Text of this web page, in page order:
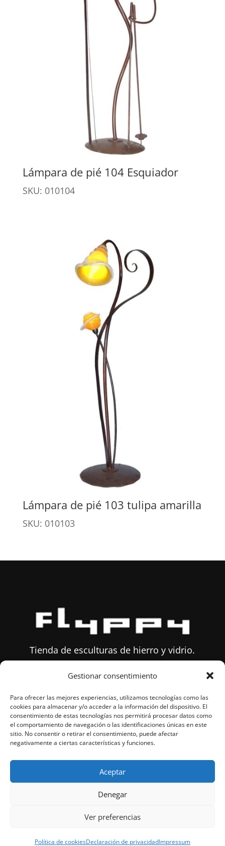
Gestionar consentimiento
Para ofrecer las mejores experiencias, utilizamos tecnologías como las
cookies para almacenar y/o acceder a la información del dispositivo. El
consentimiento de estas tecnologías nos permitirá procesar datos como
el comportamiento de navegación o las identificaciones únicas en este
sitio. No consentir o retirar el consentimiento, puede afectar
negativamente a ciertas características y funciones.
Aceptar
Denegar
Ver preferencias
Política de cookiesDeclaración de privacidadImpressum
Lámpara de pié 104 Esquiador
SKU: 010104
Lámpara de pié 103 tulipa amarilla
SKU: 010103
Tienda de esculturas de hierro y vidrio.
Sobre Flyppy
Mail: info@flyppytienda.com
Tlfn:677 635 480
Condiciones de Venta
Aviso Legal
Política de Privacidad